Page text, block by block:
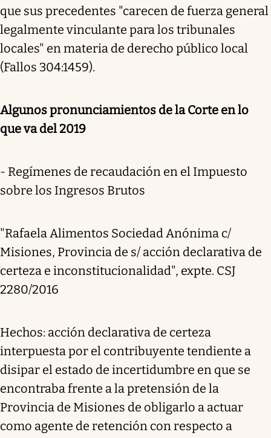
que sus precedentes "carecen de fuerza general
legalmente vinculante para los tribunales
locales" en materia de derecho público local
(Fallos 304:1459).
Algunos pronunciamientos de la Corte en lo
que va del 2019
- Regímenes de recaudación en el Impuesto
sobre los Ingresos Brutos
"Rafaela Alimentos Sociedad Anónima c/
Misiones, Provincia de s/ acción declarativa de
certeza e inconstitucionalidad", expte. CSJ
2280/2016
Hechos: acción declarativa de certeza
interpuesta por el contribuyente tendiente a
disipar el estado de incertidumbre en que se
encontraba frente a la pretensión de la
Provincia de Misiones de obligarlo a actuar
como agente de retención con respecto a